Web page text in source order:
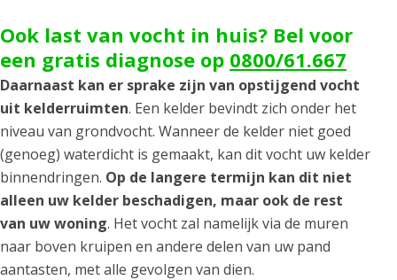
Ook last van vocht in huis? Bel voor
een gratis diagnose op 0800/61.667
Daarnaast kan er sprake zijn van opstijgend vocht
uit kelderruimten. Een kelder bevindt zich onder het
niveau van grondvocht. Wanneer de kelder niet goed
(genoeg) waterdicht is gemaakt, kan dit vocht uw kelder
binnendringen. Op de langere termijn kan dit niet
alleen uw kelder beschadigen, maar ook de rest
van uw woning. Het vocht zal namelijk via de muren
naar boven kruipen en andere delen van uw pand
aantasten, met alle gevolgen van dien.